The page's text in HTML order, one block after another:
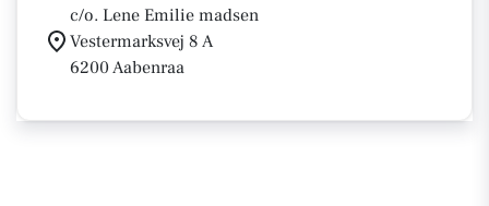
c/o. Lene Emilie madsen
Vestermarksvej 8 A
6200 Aabenraa